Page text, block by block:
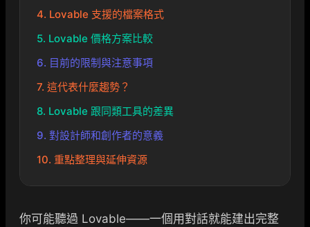
4. Lovable 支援的檔案格式
5. Lovable 價格方案比較
6. 目前的限制與注意事項
7. 這代表什麼趨勢？
8. Lovable 跟同類工具的差異
9. 對設計師和創作者的意義
10. 重點整理與延伸資源
你可能聽過 Lovable——一個用對話就能建出完整